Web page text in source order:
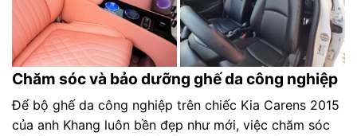
Chăm sóc và bảo dưỡng ghế da công nghiệp
Để bộ ghế da công nghiệp trên chiếc Kia Carens 2015
của anh Khang luôn bền đẹp như mới, việc chăm sóc